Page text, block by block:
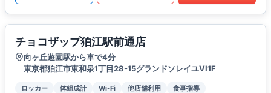
チョコザップ狛江駅前通店
向ヶ丘遊園駅から車で4分
東京都狛江市東和泉1丁目28-15グランドソレイユVI1F
ロッカー 体組成計 Wi-Fi 他店舗利用
食事指導